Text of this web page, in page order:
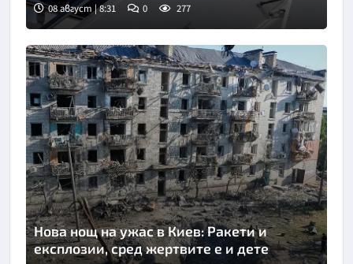
Снимка: БТА
08 август | 8:31 0 277
Нова нощ на ужас в Киев: Ракети и
експлозии, сред жертвите е и дете